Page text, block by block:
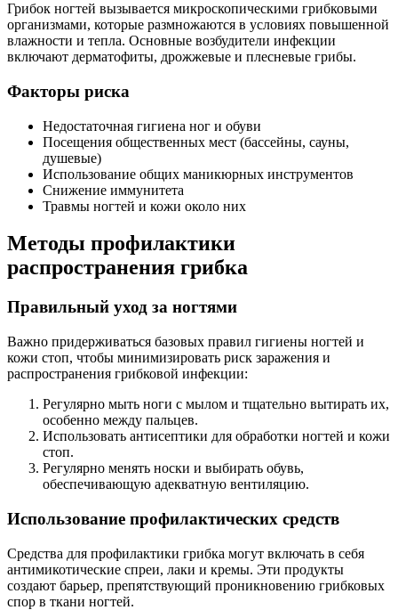
Грибок ногтей вызывается микроскопическими грибковыми
организмами, которые размножаются в условиях повышенной
влажности и тепла. Основные возбудители инфекции
включают дерматофиты, дрожжевые и плесневые грибы.
Факторы риска
Недостаточная гигиена ног и обуви
Посещения общественных мест (бассейны, сауны,
душевые)
Использование общих маникюрных инструментов
Снижение иммунитета
Травмы ногтей и кожи около них
Методы профилактики
распространения грибка
Правильный уход за ногтями
Важно придерживаться базовых правил гигиены ногтей и
кожи стоп, чтобы минимизировать риск заражения и
распространения грибковой инфекции:
Регулярно мыть ноги с мылом и тщательно вытирать их,
особенно между пальцев.
Использовать антисептики для обработки ногтей и кожи
стоп.
Регулярно менять носки и выбирать обувь,
обеспечивающую адекватную вентиляцию.
Использование профилактических средств
Средства для профилактики грибка могут включать в себя
антимикотические спреи, лаки и кремы. Эти продукты
создают барьер, препятствующий проникновению грибковых
спор в ткани ногтей.